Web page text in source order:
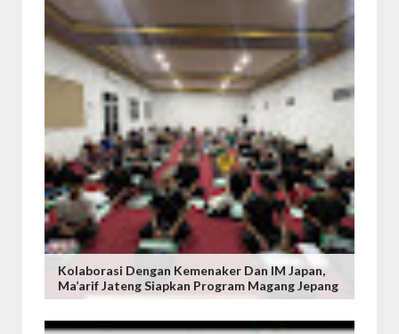
Kolaborasi Dengan Kemenaker Dan IM Japan,
Ma’arif Jateng Siapkan Program Magang Jepang